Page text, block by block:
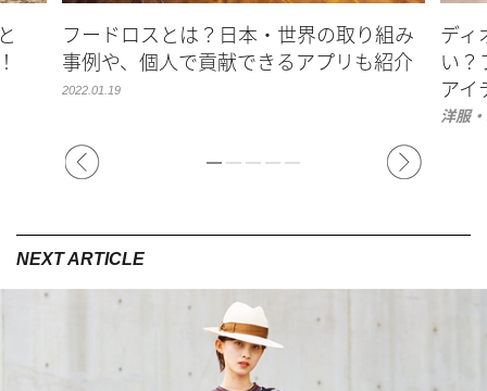
フードロスとは？日本・世界の取り組み
事例や、個人で貢献できるアプリも紹介
2022.01.19
ディ
い？
アイ
洋服